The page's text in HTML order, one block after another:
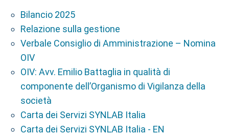
Bilancio 2025
Relazione sulla gestione
Verbale Consiglio di Amministrazione – Nomina
OIV
OIV: Avv. Emilio Battaglia in qualità di
componente dell’Organismo di Vigilanza della
società
Carta dei Servizi SYNLAB Italia
Carta dei Servizi SYNLAB Italia - EN